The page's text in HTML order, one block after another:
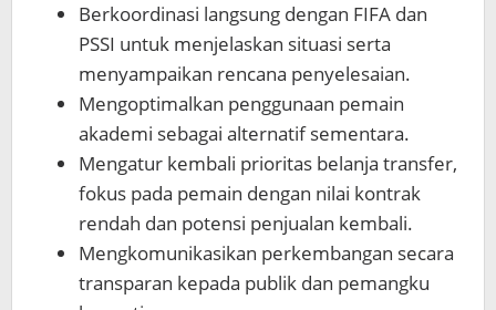
Berkoordinasi langsung dengan FIFA dan
PSSI untuk menjelaskan situasi serta
menyampaikan rencana penyelesaian.
Mengoptimalkan penggunaan pemain
akademi sebagai alternatif sementara.
Mengatur kembali prioritas belanja transfer,
fokus pada pemain dengan nilai kontrak
rendah dan potensi penjualan kembali.
Mengkomunikasikan perkembangan secara
transparan kepada publik dan pemangku